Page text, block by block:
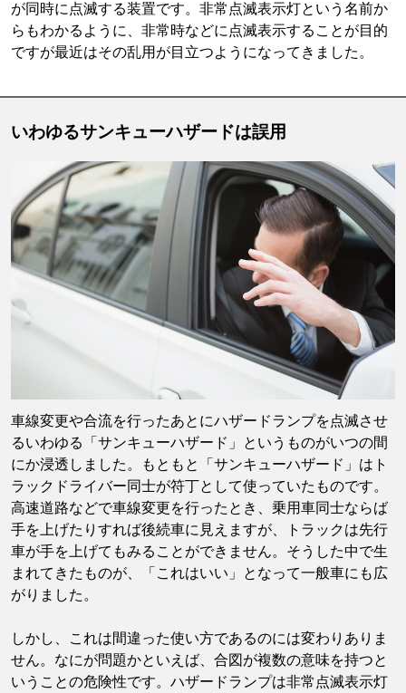
が同時に点滅する装置です。非常点滅表示灯という名前か
らもわかるように、非常時などに点滅表示することが目的
ですが最近はその乱用が目立つようになってきました。
いわゆるサンキューハザードは誤用
車線変更や合流を行ったあとにハザードランプを点滅させ
るいわゆる「サンキューハザード」というものがいつの間
にか浸透しました。もともと「サンキューハザード」はト
ラックドライバー同士が符丁として使っていたものです。
高速道路などで車線変更を行ったとき、乗用車同士ならば
手を上げたりすれば後続車に見えますが、トラックは先行
車が手を上げてもみることができません。そうした中で生
まれてきたものが、「これはいい」となって一般車にも広
がりました。
しかし、これは間違った使い方であるのには変わりありま
せん。なにが問題かといえば、合図が複数の意味を持つと
いうことの危険性です。ハザードランプは非常点滅表示灯